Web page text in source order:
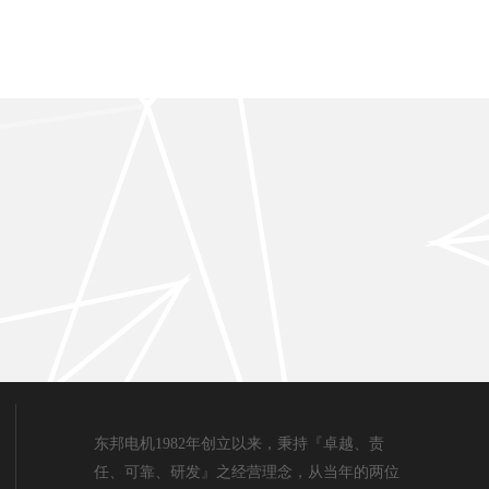
东邦电机1982年创立以来，秉持『卓越、责
任、可靠、研发』之经营理念，从当年的两位